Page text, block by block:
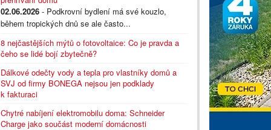
02.06.2026 - Podkrovní bydlení má své kouzlo,
během tropických dnů se ale často...
8 nejčastějších mýtů o fotovoltaice: Co je pravda a
čeho se lidé bojí zbytečně?
Dálkové odečty vody a tepla pro vlastníky domů a
SVJ od firmy BONEGA nejsou jen podklady
k fakturaci
Chytré nabíjení elektromobilu doma: Schneider
Charge jako součást moderní domácnosti